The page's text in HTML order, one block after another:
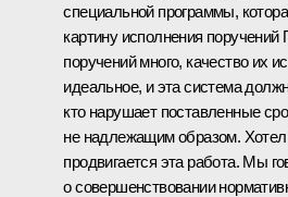
специальной программы,
картину исполнения
поручений много, качество их
идеальное, и эта система
кто нарушает поставленные
не надлежащим образом.
продвигается эта работа. Мы
о совершенствовании